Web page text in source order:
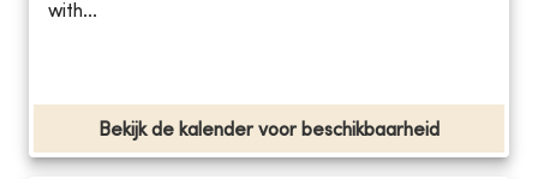
with...
Bekijk de kalender voor beschikbaarheid